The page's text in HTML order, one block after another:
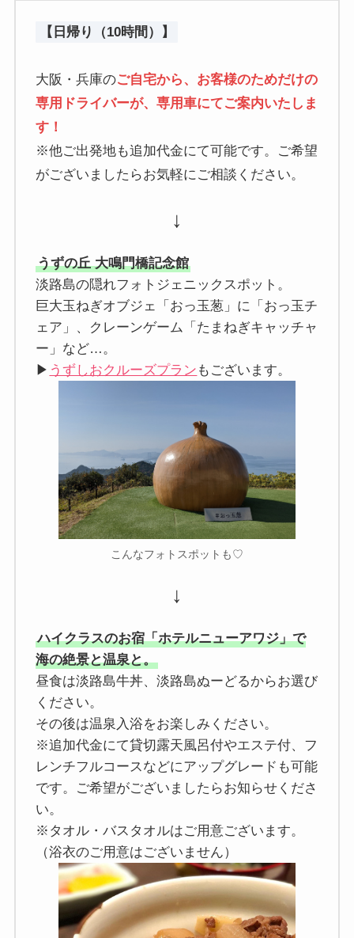
【日帰り（10時間）】
大阪・兵庫のご自宅から、お客様のためだけの
専用ドライバーが、専用車にてご案内いたしま
す！
※他ご出発地も追加代金にて可能です。ご希望
がございましたらお気軽にご相談ください。
↓
うずの丘 大鳴門橋記念館
淡路島の隠れフォトジェニックスポット。
巨大玉ねぎオブジェ「おっ玉葱」に「おっ玉チ
ェア」、クレーンゲーム「たまねぎキャッチャ
ー」など…。
▶ うずしおクルーズプラン もございます。
こんなフォトスポットも♡
↓
ハイクラスのお宿「ホテルニューアワジ」で
海の絶景と温泉と。
昼食は淡路島牛丼、淡路島ぬーどるからお選び
ください。
その後は温泉入浴をお楽しみください。
※追加代金にて貸切露天風呂付やエステ付、フ
レンチフルコースなどにアップグレードも可能
です。ご希望がございましたらお知らせくださ
い。
※タオル・バスタオルはご用意ございます。
（浴衣のご用意はございません）